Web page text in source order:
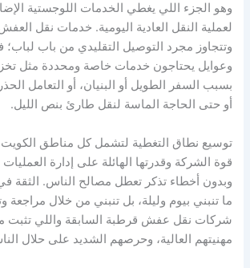
وهو الجزء اللي يغطي الخدمات اللوجستية
لعملية النقل العادية اليومية. خدمات نقل
وتتجاوز مجرد التوصيل التقليدي من باب لباب؛
وعوايل يحتاجون خدمات خاصة ومحددة مثل
بسبب السفر الطويل أو البنيان، أو التعامل
أو حتى الحاجة الماسة لنقل طارئ بنص الليل.
توسيع نطاق التغطية لتشمل كل مناطق
قوة الشركة وقدرتها الهائلة على إدارة
وبدون أخطاء تذكر تعطل مصالح الناس. الثقة
ما تنبني بيوم وليلة، بل تنبني من خلال مراجعة
شركات نقل عفش قرطبة السابقة واللي تثبت
مهنيتهم العالية، وحرصهم الشديد على حلال